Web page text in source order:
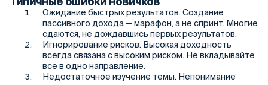
Ожидание быстрых результатов. Создание
пассивного дохода — марафон, а не спринт. Многие
сдаются, не дождавшись первых результатов.
Игнорирование рисков. Высокая доходность
всегда связана с высоким риском. Не вкладывайте
все в одно направление.
Недостаточное изучение темы. Непонимание